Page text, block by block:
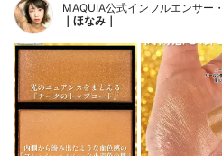
MAQUIA公式インフルエンサー
｜ほなみ｜